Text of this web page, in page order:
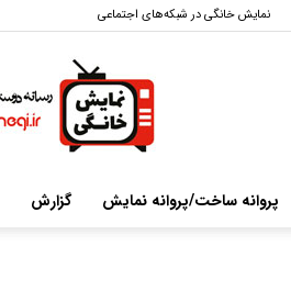
نمایش خانگی در شبکه‌های اجتماعی
پروانه ساخت/پروانه نمایش گزارش